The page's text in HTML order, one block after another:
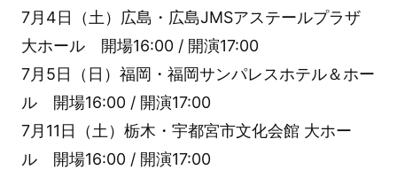
7月4日（土）広島・広島JMSアステールプラザ
大ホール 開場16:00 / 開演17:00
7月5日（日）福岡・福岡サンパレスホテル＆ホー
ル 開場16:00 / 開演17:00
7月11日（土）栃木・宇都宮市文化会館 大ホー
ル 開場16:00 / 開演17:00